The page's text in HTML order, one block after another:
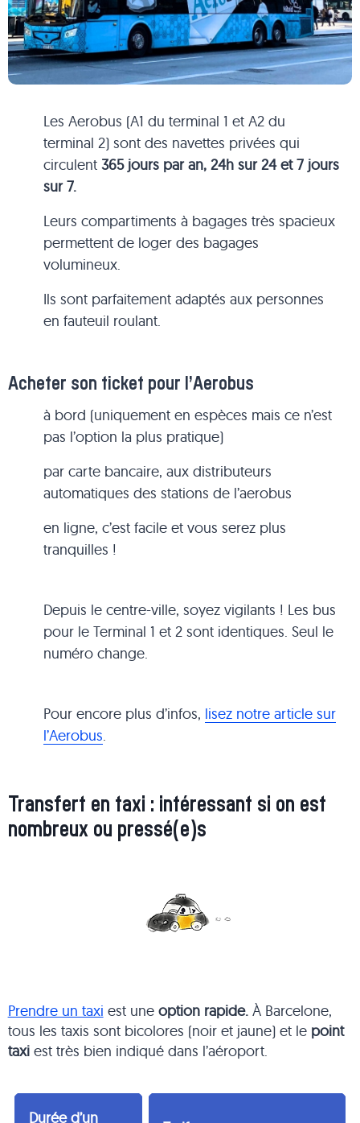
Les Aerobus (A1 du terminal 1 et A2 du
terminal 2) sont des navettes privées qui
circulent365 jours par an, 24h sur 24 et 7 jours
sur 7.
Leurs compartiments à bagages très spacieux
permettent de loger des bagages
volumineux.
Ils sont parfaitement adaptés aux personnes
en fauteuil roulant.
Acheter son ticket pour l’Aerobus
à bord (uniquement en espèces mais ce n’est
pas l’option la plus pratique)
par carte bancaire, aux distributeurs
automatiques des stations de l’aerobus
en ligne, c’est facile et vous serez plus
tranquilles !
Depuis le centre-ville, soyez vigilants ! Les bus
pour le Terminal 1 et 2 sont identiques. Seul le
numéro change.
Pour encore plus d’infos, lisez notre article sur
l’Aerobus.
Transfert en taxi : intéressant si on est
nombreux ou pressé(e)s
Prendre un taxi est uneoption rapide.À Barcelone,
tous les taxis sont bicolores (noir et jaune) et le point
taxi est très bien indiqué dans l’aéroport.
Durée d’un